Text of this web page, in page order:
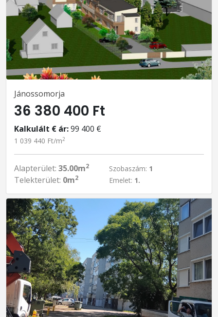
Jánossomorja
36 380 400 Ft
Kalkulált € ár:99 400 €
1 039 440 Ft/m2
Alapterület: 35.00m2
Telekterület: 0m2
Szobaszám: 1
Emelet: 1.